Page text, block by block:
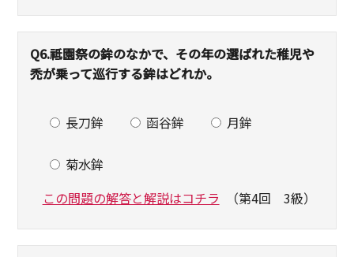
Q6.祗園祭の鉾のなかで、その年の選ばれた稚児や
禿が乗って巡行する鉾はどれか。
長刀鉾 函谷鉾 月鉾
菊水鉾
この問題の解答と解説はコチラ （第4回 3級）